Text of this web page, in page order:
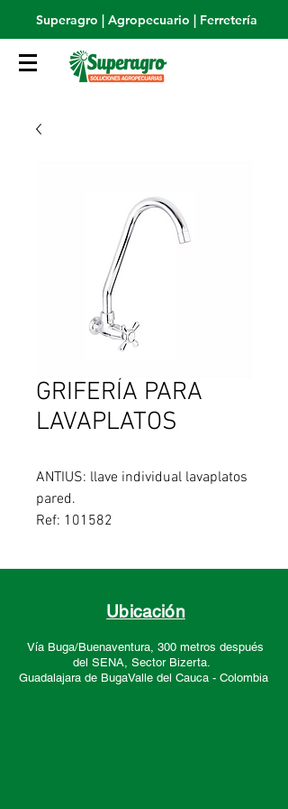
Superagro | Agropecuario | Ferretería
GRIFERÍA PARA
LAVAPLATOS
ANTIUS: llave individual lavaplatos
pared.
Ref: 101582
Ubicación
Vía Buga/Buenaventura, 300 metros después
del SENA, Sector Bizerta.
Guadalajara de BugaValle del Cauca - Colombia